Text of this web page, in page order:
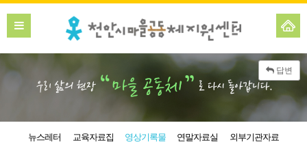
뉴스레터 교육자료집 영상기록물 연말자료실 외부기관자료
답변